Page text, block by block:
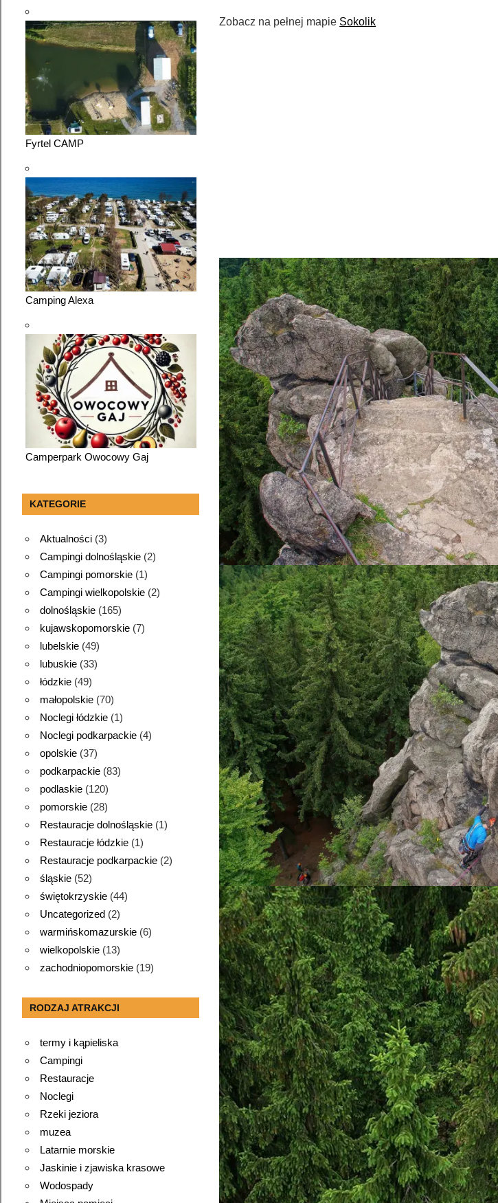
Zobacz na pełnej mapie Sokolik
Fyrtel CAMP
Camping Alexa
Camperpark Owocowy Gaj
KATEGORIE
Aktualności(3)
Campingi dolnośląskie(2)
Campingi pomorskie(1)
Campingi wielkopolskie(2)
dolnośląskie(165)
kujawskopomorskie(7)
lubelskie(49)
lubuskie(33)
łódzkie(49)
małopolskie(70)
Noclegi łódzkie(1)
Noclegi podkarpackie(4)
opolskie(37)
podkarpackie(83)
podlaskie(120)
pomorskie(28)
Restauracje dolnośląskie(1)
Restauracje łódzkie(1)
Restauracje podkarpackie(2)
śląskie(52)
świętokrzyskie(44)
Uncategorized(2)
warmińskomazurskie(6)
wielkopolskie(13)
zachodniopomorskie(19)
RODZAJ ATRAKCJI
termy i kąpieliska
Campingi
Restauracje
Noclegi
Rzeki jeziora
muzea
Latarnie morskie
Jaskinie i zjawiska krasowe
Wodospady